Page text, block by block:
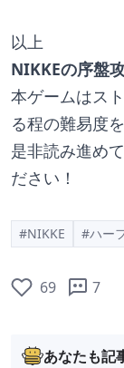
以上
NIKKEの序盤
本ゲームはス
る程の難易度
是非読み進め
ださい！
#NIKKE #ハー
69 7
あなたも記